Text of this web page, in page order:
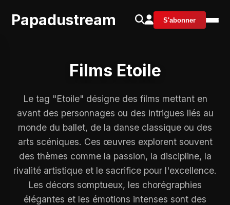
Papadustream S'abonner
Films Etoile
Le tag "Etoile" désigne des films mettant en
avant des personnages ou des intrigues liés au
monde du ballet, de la danse classique ou des
arts scéniques. Ces œuvres explorent souvent
des thèmes comme la passion, la discipline, la
rivalité artistique et le sacrifice pour l'excellence.
Les décors somptueux, les chorégraphies
élégantes et les émotions intenses sont des